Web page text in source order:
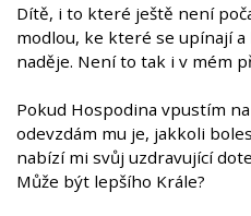
Dítě, i to které ještě není
modlou, ke které se upínají
naděje. Není to tak i v mém
Pokud Hospodina vpustím
odevzdám mu je, jakkoli
nabízí mi svůj uzdravující
Může být lepšího Krále?